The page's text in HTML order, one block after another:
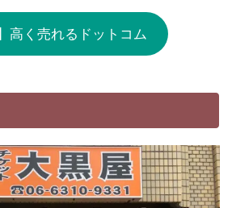
高く売れるドットコム